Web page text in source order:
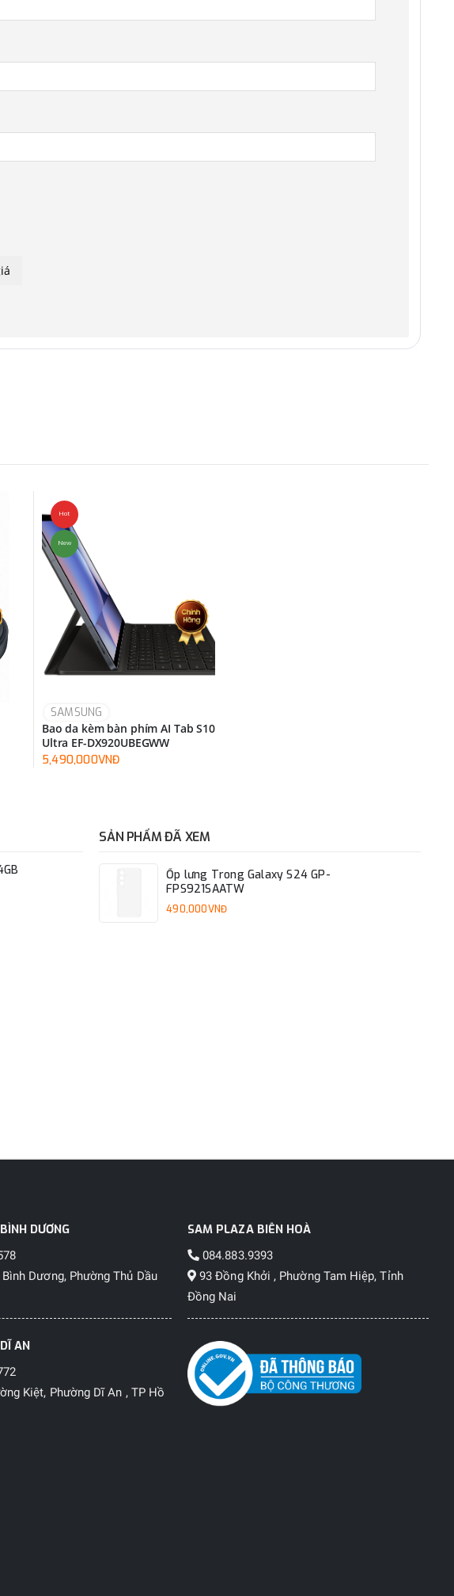
Hot
New
SAMSUNG
Bao da kèm bàn phím AI Tab S10
Ultra EF-DX920UBEGWW
5,490,000VNĐ
SẢN PHẨM ĐÃ XEM
Ốp lưng Trong Galaxy S24 GP-
FPS921SAATW
490,000VNĐ
DƯƠNG
Dương, Phường Thủ Dầu
AN
Kiệt, Phường Dĩ An , TP Hồ
SAM PLAZA BIÊN HOÀ
084.883.9393
93 Đồng Khởi , Phường Tam Hiệp, Tỉnh
Đồng Nai